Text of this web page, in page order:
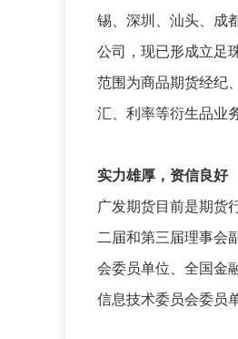
锡、深圳、汕头、成
公司，现已形成立足
范围为商品期货经纪
汇、利率等衍生品业
实力雄厚，资信良好
广发期货目前是期货
二届和第三届理事会
会委员单位、全国金
信息技术委员会委员